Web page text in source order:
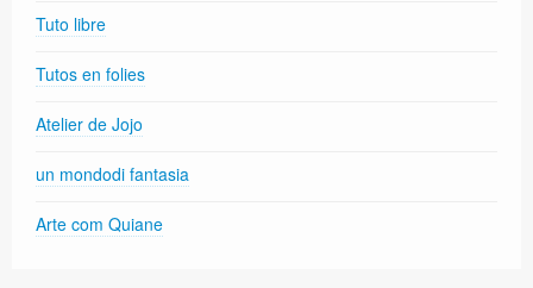
Tuto libre
Tutos en folies
Atelier de Jojo
un mondodi fantasia
Arte com Quiane